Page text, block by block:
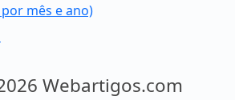
mês e ano)
Webartigos.com